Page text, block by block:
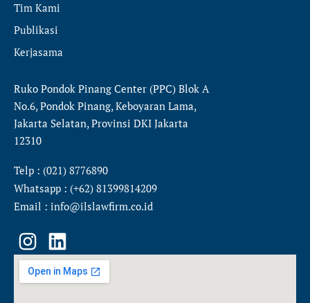
Tim Kami
Publikasi
Kerjasama
Ruko Pondok Pinang Center (PPC) Blok A
No.6, Pondok Pinang, Keboyaran Lama,
Jakarta Selatan, Provinsi DKI Jakarta
12310
Telp : (021) 8776890
Whatsapp : (+62) 81399814209
Email : info@ilslawfirm.co.id
I
n
s
L
i
n